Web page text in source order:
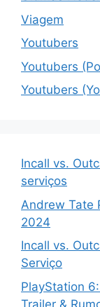
Viagem
Youtubers
Youtubers
Youtubers
Incall vs.
serviços
Andrew Tate
2024
Incall vs.
Serviço
PlayStation
Trailer &